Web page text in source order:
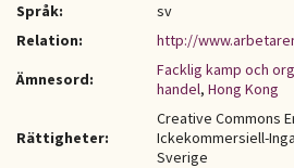
Språk:
sv
Relation:
http://
Ämnesord:
Facklig kamp och
handel, Hong Kong
Rättigheter:
Creative Commons
Ickekommersiell-
Sverige